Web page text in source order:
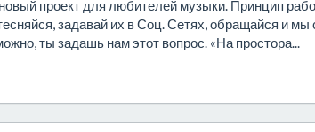
проект для любителей музыки. Принцип
задавай их в Соц. Сетях, обращайся и
ты задашь нам этот вопрос. «На простора...